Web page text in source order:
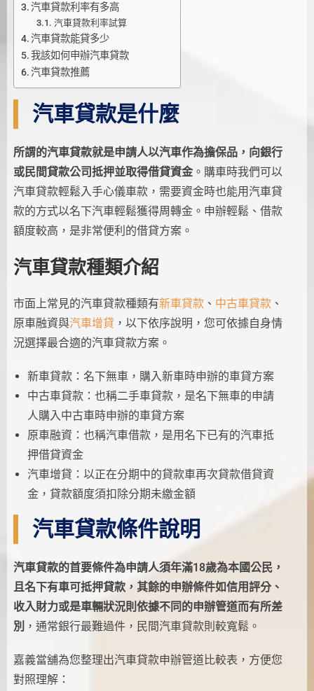
汽車貸款利率有多高
汽車貸款利率試算
汽車貸款能貸多少
我該如何申辦汽車貸款
汽車貸款推薦
汽車貸款是什麼
所謂的汽車貸款就是申請人以汽車作為擔保品，向銀行
或民間貸款公司抵押並取得借貸資金。購車時我們可以
汽車貸款輕鬆入手心儀車款，需要資金時也能用汽車貸
款的方式以名下汽車輕鬆獲得周轉金。申辦輕鬆、借款
額度較高，是非常便利的借貸方案。
汽車貸款種類介紹
市面上常見的汽車貸款種類有新車貸款 、 中古車貸款 、
原車融資與汽車增貸 ，以下依序說明，您可依據自身情
況選擇最合適的汽車貸款方案。
新車貸款：名下無車，購入新車時申辦的車貸方案
中古車貸款：也稱二手車貸款，是名下無車的申請
人購入中古車時申辦的車貸方案
原車融資：也稱汽車借款，是用名下已有的汽車抵
押借貸資金
汽車增貸：以正在分期中的貸款車再次貸款借貸資
金，貸款額度須扣除分期未繳金額
汽車貸款條件說明
汽車貸款的首要條件為申請人須年滿18歲為本國公民，
且名下有車可抵押貸款，其餘的申辦條件如信用評分、
收入財力或是車輛狀況則依據不同的申辦管道而有所差
別 ，通常銀行最難過件，民間汽車貸款則較寬鬆。
嘉義當舖為您整理出汽車貸款申辦管道比較表，方便您
對照理解：